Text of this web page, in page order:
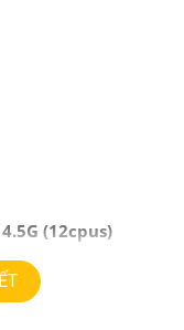
(12cpus)